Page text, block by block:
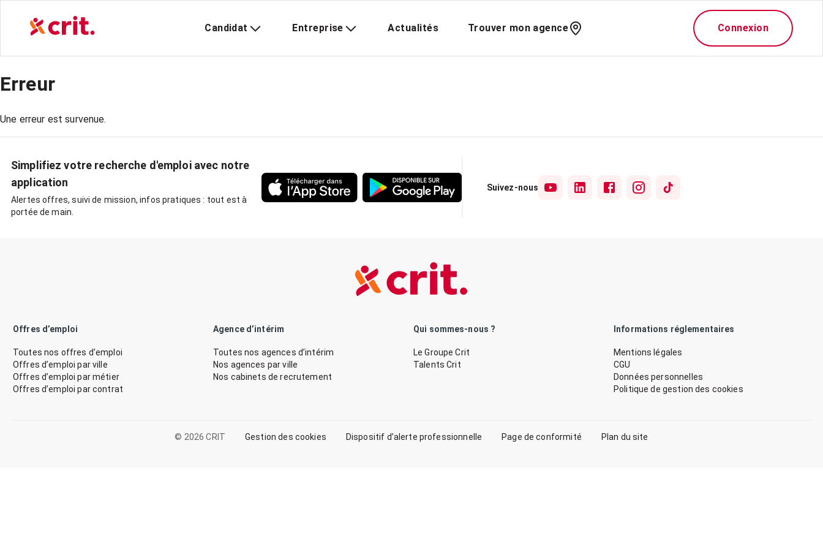
Candidat Entreprise Actualités Trouver mon agence Connexion
Erreur
Une erreur est survenue.
Simplifiez votre recherche d'emploi avec notre
application
Alertes offres, suivi de mission, infos pratiques : tout est à
portée de main.
Suivez-nous
Offres d’emploi
Toutes nos offres d’emploi
Offres d’emploi par ville
Offres d’emploi par métier
Offres d’emploi par contrat
Agence d’intérim
Toutes nos agences d’intérim
Nos agences par ville
Nos cabinets de recrutement
Qui sommes-nous ?
Le Groupe Crit
Talents Crit
Informations réglementaires
Mentions légales
CGU
Données personnelles
Politique de gestion des cookies
© 2026 CRIT Gestion des cookies Dispositif d’alerte professionnelle Page de conformité Plan du site